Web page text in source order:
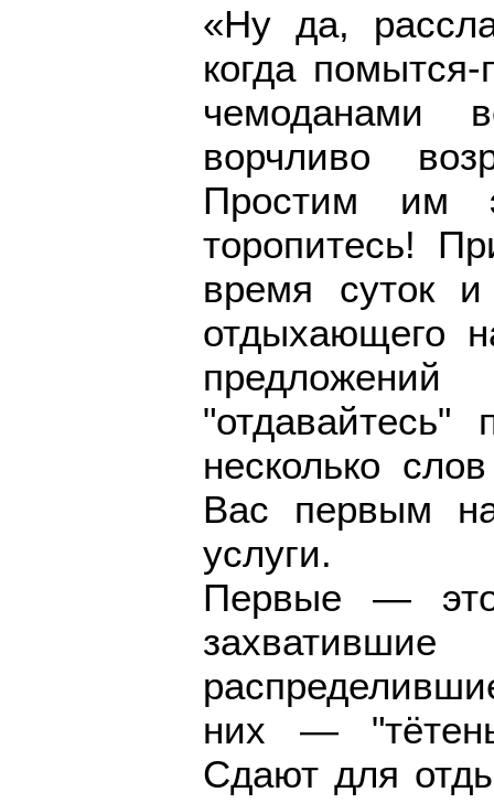
«Ну да,
когда
чемоданами
ворчливо
Простим им
торопитесь!
время суток
отдыхающего
"отдавайтесь"
несколько
Вас первым
услуги.
Первые — это
них —
Сдают для